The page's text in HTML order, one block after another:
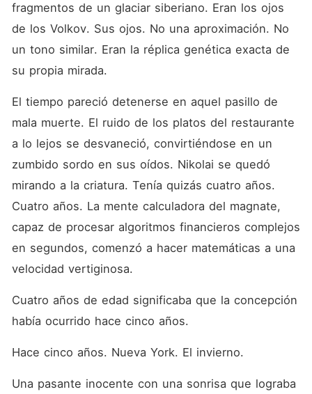
fragmentos de un glaciar siberiano. Eran los ojos
de los Volkov. Sus ojos. No una aproximación. No
un tono similar. Eran la réplica genética exacta de
su propia mirada.
El tiempo pareció detenerse en aquel pasillo de
mala muerte. El ruido de los platos del restaurante
a lo lejos se desvaneció, convirtiéndose en un
zumbido sordo en sus oídos. Nikolai se quedó
mirando a la criatura. Tenía quizás cuatro años.
Cuatro años. La mente calculadora del magnate,
capaz de procesar algoritmos financieros complejos
en segundos, comenzó a hacer matemáticas a una
velocidad vertiginosa.
Cuatro años de edad significaba que la concepción
había ocurrido hace cinco años.
Hace cinco años. Nueva York. El invierno.
Una pasante inocente con una sonrisa que lograba